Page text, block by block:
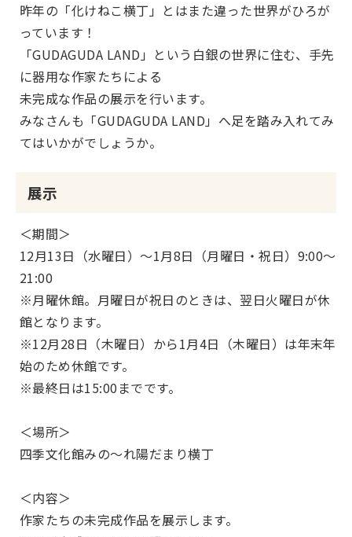
昨年の「化けねこ横丁」とはまた違った世界がひろが
っています！
「GUDAGUDA LAND」という白銀の世界に住む、手先
に器用な作家たちによる
未完成な作品の展示を行います。
みなさんも「GUDAGUDA LAND」へ足を踏み入れてみ
てはいかがでしょうか。
展示
＜期間＞
12月13日（水曜日）～1月8日（月曜日・祝日）9:00～
21:00
※月曜休館。月曜日が祝日のときは、翌日火曜日が休
館となります。
※12月28日（木曜日）から1月4日（木曜日）は年末年
始のため休館です。
※最終日は15:00までです。
＜場所＞
四季文化館みの～れ陽だまり横丁
＜内容＞
作家たちの未完成作品を展示します。